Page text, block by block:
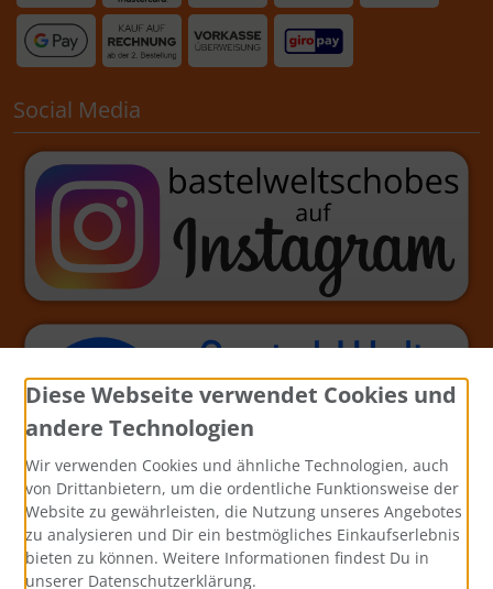
Details für Projekte voller Zuneigung und
Erinnerungen.
Tanten und Onkel. Papierblock und Zubehör für
Babyjournale, Grußkarten und Einladungen –
perfekt für Mädchen und Jungen. Entdecke jetzt
beide Kollektionen und lass deine Kreativität
erblühen!
Social Media
Diese Webseite verwendet Cookies und
andere Technologien
Wir verwenden Cookies und ähnliche Technologien, auch
von Drittanbietern, um die ordentliche Funktionsweise der
Website zu gewährleisten, die Nutzung unseres Angebotes
zu analysieren und Dir ein bestmögliches Einkaufserlebnis
bieten zu können. Weitere Informationen findest Du in
unserer Datenschutzerklärung.